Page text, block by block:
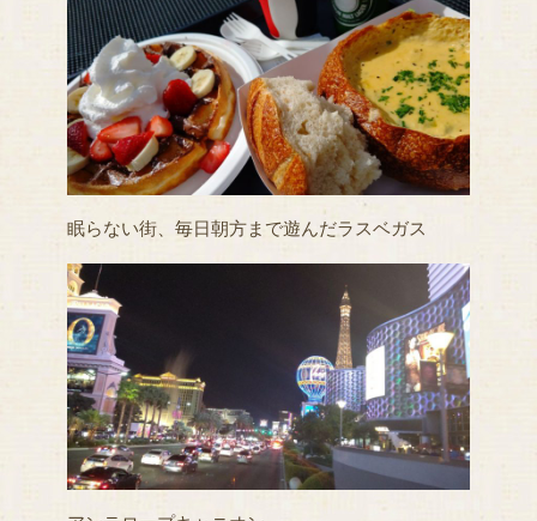
眠らない街、毎日朝方まで遊んだラスベガス